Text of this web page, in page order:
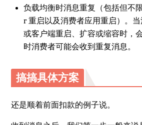
负载均衡时消息重复（包括但不
r 重启以及消费者应用重启）。
或客户端重启、扩容或缩容时，
时消费者可能会收到重复消息。
搞搞具体方案
还是顺着前面扣款的例子说。